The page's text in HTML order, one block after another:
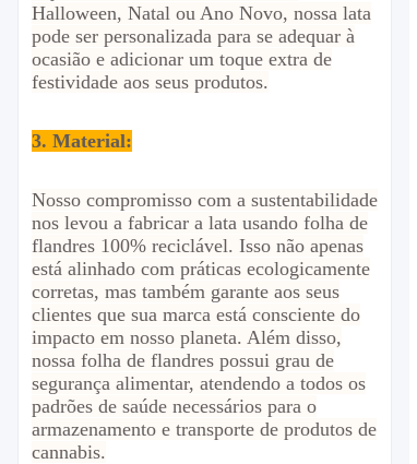
Halloween, Natal ou Ano Novo, nossa lata
pode ser personalizada para se adequar à
ocasião e adicionar um toque extra de
festividade aos seus produtos.
3. Material:
Nosso compromisso com a sustentabilidade
nos levou a fabricar a lata usando folha de
flandres 100% reciclável. Isso não apenas
está alinhado com práticas ecologicamente
corretas, mas também garante aos seus
clientes que sua marca está consciente do
impacto em nosso planeta. Além disso,
nossa folha de flandres possui grau de
segurança alimentar, atendendo a todos os
padrões de saúde necessários para o
armazenamento e transporte de produtos de
cannabis.